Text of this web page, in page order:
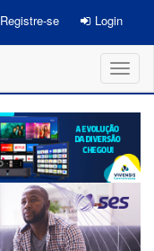
Registre-se Login